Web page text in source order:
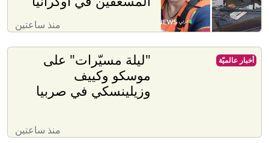
منذ ساعتين
"ليلة مسيّرات" على
موسكو وكييف
وزيلينسكي في صربيا
منذ ساعتين
أخبار عالميّة